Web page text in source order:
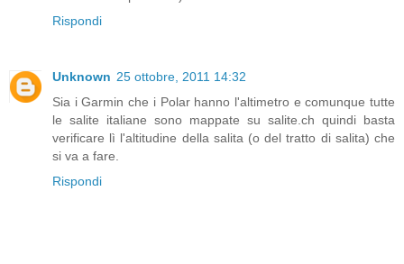
Rispondi
Unknown 25 ottobre, 2011 14:32
Sia i Garmin che i Polar hanno l'altimetro e comunque tutte
le salite italiane sono mappate su salite.ch quindi basta
verificare lì l'altitudine della salita (o del tratto di salita) che
si va a fare.
Rispondi